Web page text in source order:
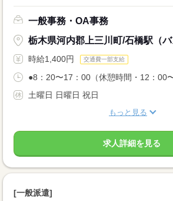
一般事務・OA事務
栃木県河内郡上三川町/石橋駅（バ
時給1,400円 交通費一部支給
●8：20〜17：00（休憩時間・12：00
土曜日 日曜日 祝日
もっと見る
求人詳細を見る
[一般派遣]